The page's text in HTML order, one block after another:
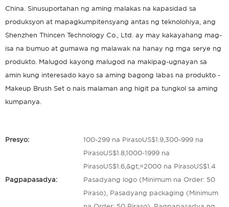
China. Sinusuportahan ng aming malakas na kapasidad sa
produksyon at mapagkumpitensyang antas ng teknolohiya, ang
Shenzhen Thincen Technology Co., Ltd. ay may kakayahang mag-
isa na bumuo at gumawa ng malawak na hanay ng mga serye ng
produkto. Malugod kayong malugod na makipag-ugnayan sa
amin kung interesado kayo sa aming bagong labas na produkto -
Makeup Brush Set o nais malaman ang higit pa tungkol sa aming
kumpanya.
Presyo: 100-299 na PirasoUS$1.9,300-999 na
PirasoUS$1.8,1000-1999 na
PirasoUS$1.6,&gt;=2000 na PirasoUS$1.4
Pagpapasadya: Pasadyang logo (Minimum na Order: 50
Piraso), Pasadyang packaging (Minimum